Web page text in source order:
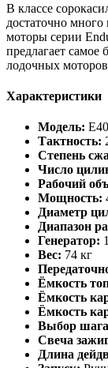
В классе
достаточно
моторы серии
предлагает самое
лодочных
Характеристики
Модель:
Тактность:
Степень
Число
Рабочий
Мощность:
Диаметр
Диапазон
Генератор:
Вес: 74 кг
Ёмкость
Ёмкость
Ёмкость
Выбор шага
Свеча
Длина